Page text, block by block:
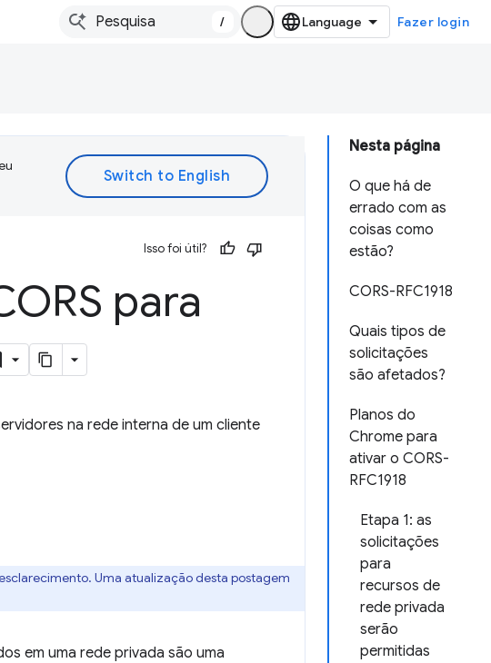
/ Fazer login
Nesta página
O que há de
errado com as
coisas como
estão?
CORS-RFC1918
Quais tipos de
solicitações
são afetados?
Planos do
Chrome para
ativar o CORS-
RFC1918
Etapa 1: as
solicitações
para
recursos de
rede privada
serão
permitidas
Isso foi útil?
para
na rede interna de um cliente
Uma atualização desta postagem
em uma rede privada são uma